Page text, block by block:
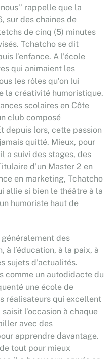
rappelle que la
sur des chaines de
de cinq (5) minutes
Tchatcho se dit
l’enfance. A l’école
qui animaient les
les rôles qu’on lui
la créativité humoristique.
scolaires en Côte
club composé
depuis lors, cette passion
quitté. Mieux, pour
a suivi des stages, des
d’un Master 2 en
en marketing, Tchatcho
allie si bien le théâtre à la
humoriste haut de
des
à l’éducation, à la paix, à
sujets d’actualités.
comme un autodidacte du
une école de
réalisateurs qui excellent
l’occasion à chaque
avec des
apprendre davantage.
tout pour mieux